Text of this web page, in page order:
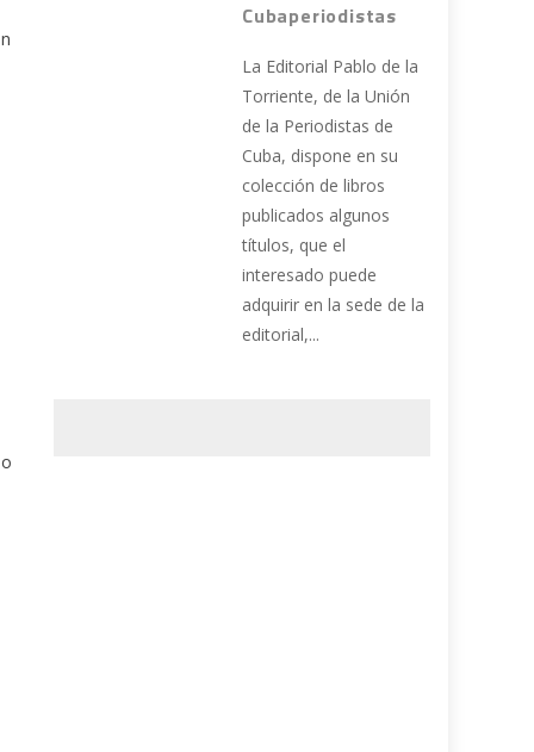
Cubaperiodistas
La Editorial Pablo de la
Torriente, de la Unión
de la Periodistas de
Cuba, dispone en su
colección de libros
publicados algunos
títulos, que el
interesado puede
adquirir en la sede de la
editorial,...